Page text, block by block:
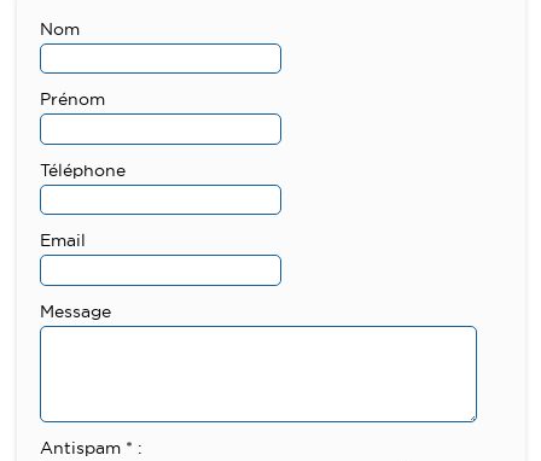
Nom
Prénom
Téléphone
Email
Message
Antispam * :